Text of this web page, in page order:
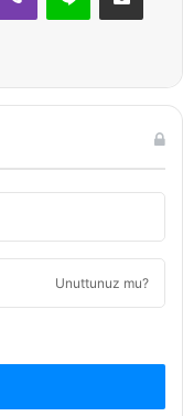
Unuttunuz mu?